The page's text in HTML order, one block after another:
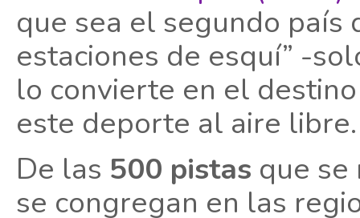
que sea el segundo país
estaciones de esquí” -
lo convierte en el
este deporte al aire libre.
De las 500 pistas que
se congregan en las